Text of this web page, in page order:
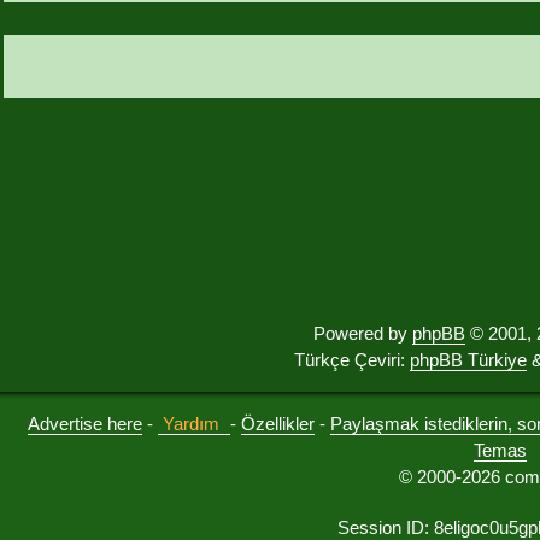
Powered by phpBB © 2001,
Türkçe Çeviri: phpBB Türkiye
Advertise here - Yardım - Özellikler - Paylaşmak istediklerin,
Temas
© 2000-2026
Session ID: